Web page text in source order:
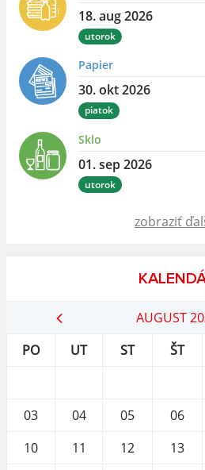
18. aug 2026
utorok
Papier
30. okt 2026
piatok
Sklo
01. sep 2026
utorok
zobraziť
AUGUST
PO
UT ST ŠT
03
04 05 06
10
11 12 13